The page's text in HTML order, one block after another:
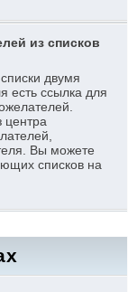
из списков
двумя
есть ссылка для
центра
Вы можете
списков на